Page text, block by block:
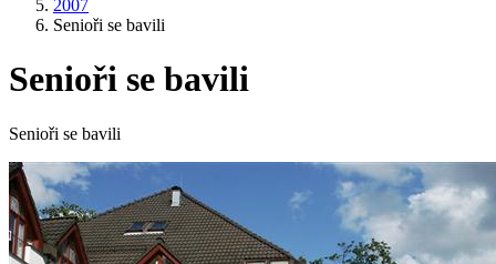
2007
Senioři se bavili
Senioři se bavili
Senioři se bavili